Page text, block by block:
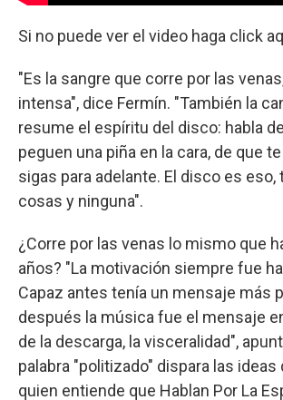
Si no puede ver el video haga click
"Es la sangre que corre por las
intensa", dice Fermín. "También la
resume el espíritu del disco: habla
peguen una piña en la cara, de que
sigas para adelante. El disco es eso,
cosas y ninguna".
¿Corre por las venas lo mismo que
años? "La motivación siempre fue
Capaz antes tenía un mensaje más
después la música fue el mensaje
de la descarga, la visceralidad",
palabra "politizado" dispara las ideas
quien entiende que Hablan Por La